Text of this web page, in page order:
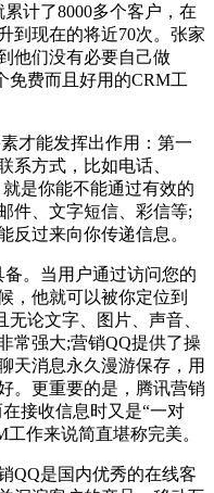
计了8000多个客户，在
到现在的将近70次。张家
他们没有必要自己做
免费而且好用的CRM工
才能发挥出作用：第一
系方式，比如电话、
是你能不能通过有效的
件、文字短信、彩信等;
反过来向你传递信息。
。当用户通过访问您的
，他就可以被你定位到
论文字、图片、声音、
常强大;营销QQ提供了操
天消息永久漫游保存，用
。更重要的是，腾讯营销
接收信息时又是“一对
作来说简直堪称完美。
是国内优秀的在线客